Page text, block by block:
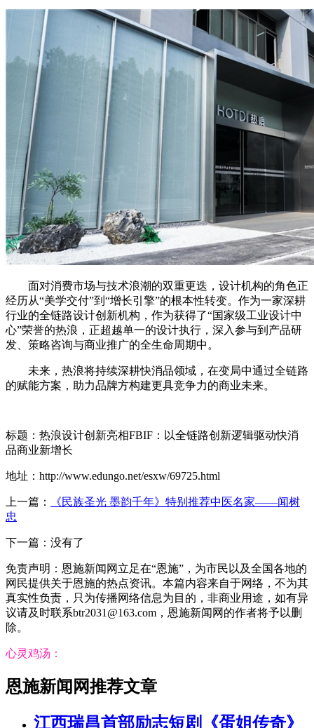
面对消费市场与技术浪潮的双重更迭，设计机构的角色正
经历从“美学交付”到“增长引擎”的根本性转变。作为一家深耕
行业的全链路设计创新机构，作为获得了“国家级工业设计中
心”荣誉的热浪，正超越单一的设计执行，深入参与到产品研
发、策略咨询与商业推广的全生命周期中。
未来，热浪将持续深耕快消品领域，在变局中通过全链路
的赋能方案，助力品牌方构建更具竞争力的商业未来。
标题：热浪设计创新亮相FBIF：以全链路创新逻辑驱动快消
品商业新增长
地址：http://www.edungo.net/esxw/69725.html
上一篇：
《民族圣光 墨韵千年》特别推荐中医名家——闻树
忠
下一篇：没有了
免责声明：恩施新闻网立足在“恩施”，为市民以及全国各地的
网民提供关于恩施的热点资讯。本篇内容来自于网络，不为其
真实性负责，只为传播网络信息为目的，非商业用途，如有异
议请及时联系btr2031@163.com，恩施新闻网的作者将予以删
除。
心灵鸡汤：
恩施新闻网推荐文章
江西瑞昌首部励志短剧《蛋姐传奇》